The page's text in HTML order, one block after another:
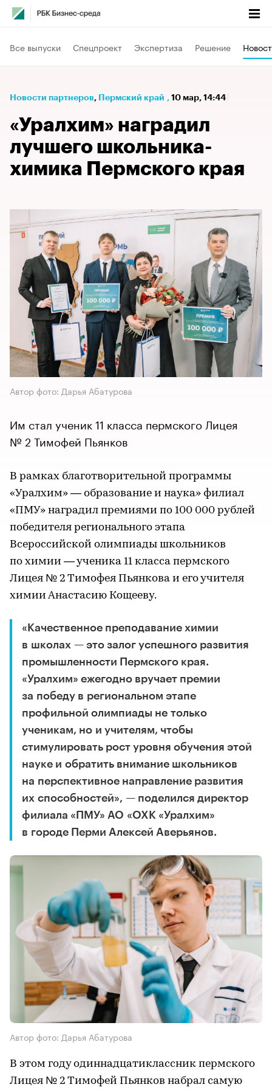
Все выпуски Спецпроект Экспертиза Решение
Новости партнеров⁠, Пермский край , 10 мар, 14:44
«Уралхим» наградил
лучшего школьника-
химика Пермского края
Автор фото: Дарья Абатурова
Им стал ученик 11 класса пермского Лицея
№ 2 Тимофей Пьянков
В рамках благотворительной программы
«Уралхим» — образование и наука» филиал
«ПМУ» наградил премиями по 100 000 рублей
победителя регионального этапа
Всероссийской олимпиады школьников
по химии — ученика 11 класса пермского
Лицея № 2 Тимофея Пьянкова и его учителя
химии Анастасию Кощееву.
«Качественное преподавание химии
в школах — это залог успешного развития
промышленности Пермского края.
«Уралхим» ежегодно вручает премии
за победу в региональном этапе
профильной олимпиады не только
ученикам, но и учителям, чтобы
стимулировать рост уровня обучения этой
науке и обратить внимание школьников
на перспективное направление развития
их способностей», — поделился директор
филиала «ПМУ» АО «ОХК «Уралхим»
в городе Перми Алексей Аверьянов.
Автор фото: Дарья Абатурова
В этом году одиннадцатиклассник пермского
Лицея № 2 Тимофей Пьянков набрал самую